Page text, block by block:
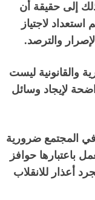
إلى حقيقة أن
لاجتياز
والترصد.
والقانونية ليست
لإيجاد وسائل
في المجتمع ضرورية
باعتبارها حوافز
أعذار للانقلاب